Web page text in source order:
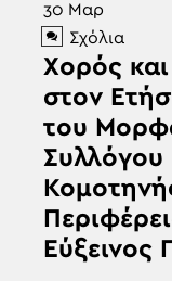
30 Μαρ
Σχόλια
Χορός
στον
του
Συλλόγου
Εύξεινος